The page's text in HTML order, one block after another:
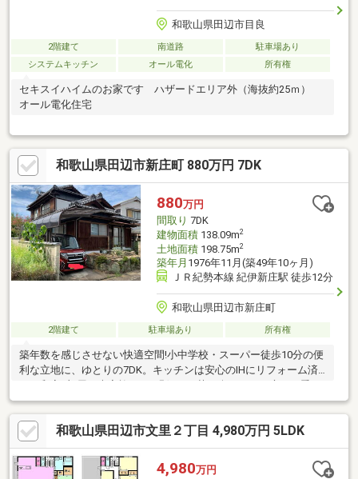
和歌山県田辺市目良
2階建て 南道路
駐車場あり
システムキッチン
オール電化 所有権
セキスイハイムのお家です ハザードエリア外（海抜約25ｍ）
オール電化住宅
和歌山県田辺市新庄町 880万円 7DK
880万円
間取り 7DK
建物面積138.09m2
土地面積198.75m2
築年月 1976年11月(築49年10ヶ月)
ＪＲ紀勢本線 紀伊新庄駅 徒歩12分
和歌山県田辺市新庄町
2階建て 駐車場あり 所有権
築年数を感じさせない快適空間!小中学校・スーパー徒歩10分の便
利な立地に、ゆとりの7DK。キッチンは安心のIHにリフォーム済
感じる、懐かしくも新しい暮らしが始まります。
和歌山県田辺市文里２丁目 4,980万円 5LDK
4,980万円